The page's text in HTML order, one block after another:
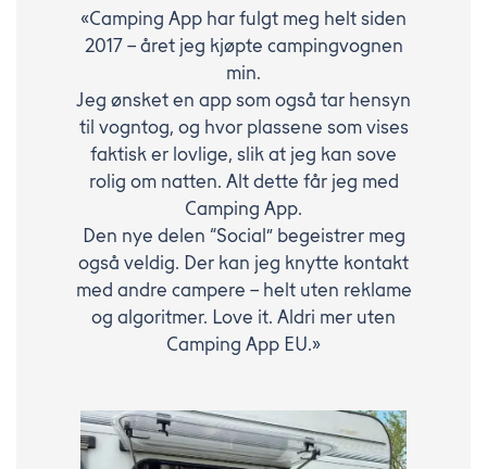
«Camping App har fulgt meg helt siden
2017 – året jeg kjøpte campingvognen
min.
Jeg ønsket en app som også tar hensyn
til vogntog, og hvor plassene som vises
faktisk er lovlige, slik at jeg kan sove
rolig om natten. Alt dette får jeg med
Camping App.
Den nye delen “Social” begeistrer meg
også veldig. Der kan jeg knytte kontakt
med andre campere – helt uten reklame
og algoritmer. Love it. Aldri mer uten
Camping App EU.»